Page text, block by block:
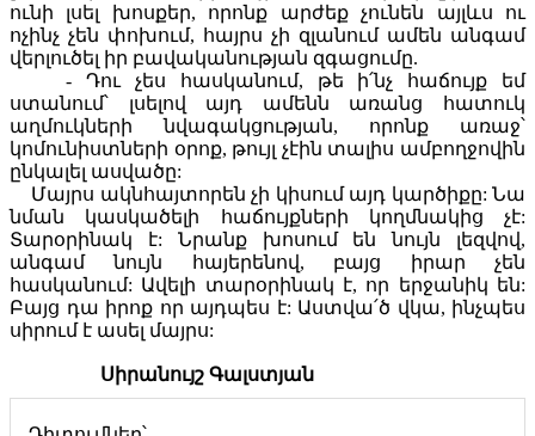
ունի լսել խոսքեր, որոնք արժեք չունեն այլևս ու
ոչինչ չեն փոխում, հայրս չի զլանում ամեն անգամ
վերլուծել իր բավականության զգացումը.
- Դու չես հասկանում, թե ի՛նչ հաճույք եմ
ստանում՝ լսելով այդ ամենն առանց հատուկ
աղմուկների նվագակցության, որոնք առաջ՝
կոմունիստների օրոք, թույլ չէին տալիս ամբողջովին
ընկալել ասվածը:
Մայրս ակնհայտորեն չի կիսում այդ կարծիքը: Նա
նման կասկածելի հաճույքների կողմնակից չէ:
Տարօրինակ է: Նրանք խոսում են նույն լեզվով,
անգամ նույն հայերենով, բայց իրար չեն
հասկանում: Ավելի տարօրինակ է, որ երջանիկ են:
Բայց դա իրոք որ այդպես է: Աստվա՛ծ վկա, ինչպես
սիրում է ասել մայրս:
Սիրանույշ Գալստյան